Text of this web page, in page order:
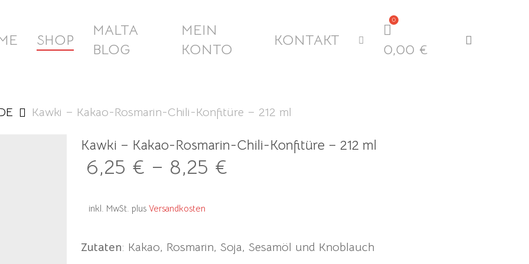
SHOP
MALTA
BLOG
MEIN
KONTO
KONTAKT
0,00 €
Kawki – Kakao-Rosmarin-Chili-Konfitüre – 212 ml
Kawki – Kakao-Rosmarin-Chili-Konfitüre – 212 ml
6,25 € – 8,25 €
inkl. MwSt. plus Versandkosten
Zutaten: Kakao, Rosmarin, Soja, Sesamöl und Knoblauch